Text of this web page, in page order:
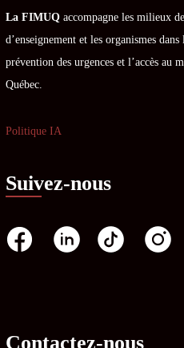
La FIMUQ accompagne les milieux
d’enseignement et les organismes
prévention des urgences et l’accès au
Québec.
Politique IA
Suivez-nous
Contactez-nous